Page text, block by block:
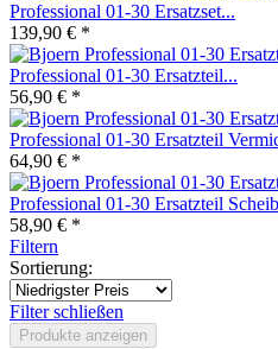
Professional 01-30 Ersatzset...
139,90 € *
Professional 01-30 Ersatzteil...
56,90 € *
Professional 01-30 Ersatzteil
64,90 € *
Professional 01-30 Ersatzteil
58,90 € *
Filtern
Sortierung:
Filter schließen
Produkte anzeigen